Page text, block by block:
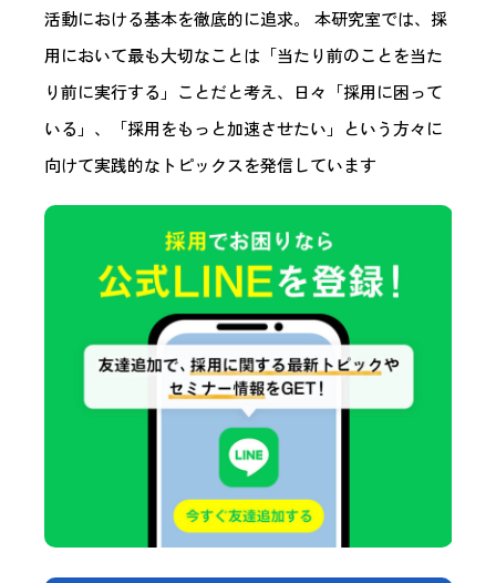
活動における基本を徹底的に追求。 本研究室では、採
用において最も大切なことは「当たり前のことを当た
り前に実行する」ことだと考え、日々「採用に困って
いる」、「採用をもっと加速させたい」という方々に
向けて実践的なトピックスを発信しています